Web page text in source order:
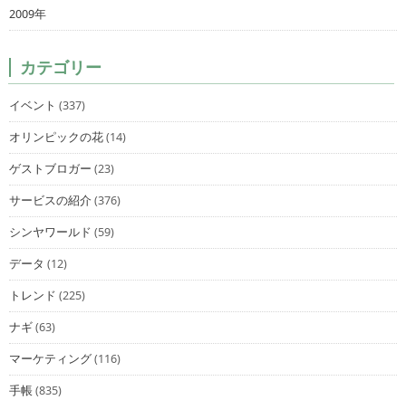
2009年
カテゴリー
イベント (337)
オリンピックの花(14)
ゲストブロガー (23)
サービスの紹介(376)
シンヤワールド (59)
データ (12)
トレンド (225)
ナギ(63)
マーケティング(116)
手帳(835)